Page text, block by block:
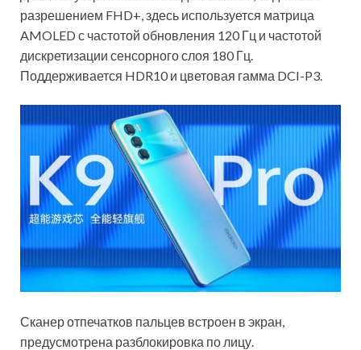
разрешением FHD+, здесь используется матрица
AMOLED с частотой обновления 120 Гц и частотой
дискретизации сенсорного слоя 180 Гц.
Поддерживается HDR10 и цветовая гамма DCI-P3.
Сканер отпечатков пальцев встроен в экран,
предусмотрена разблокировка по лицу.